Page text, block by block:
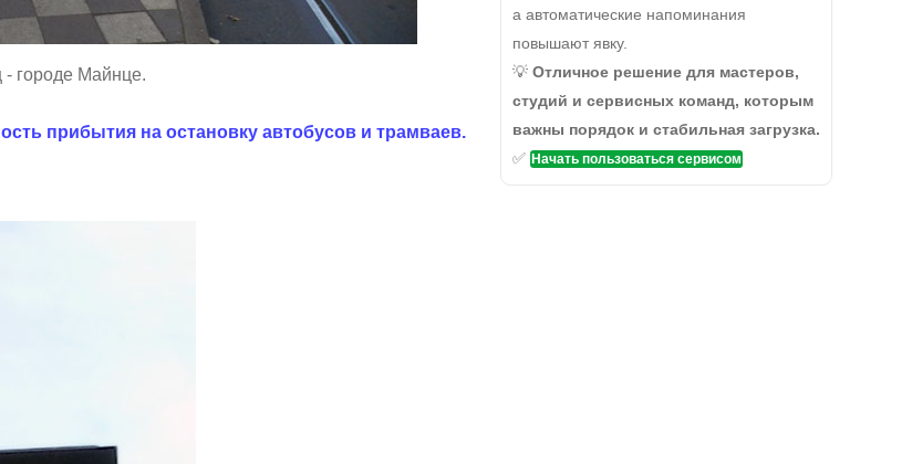
городе Майнце.
прибытия на остановку автобусов и трамваев.
а автоматические напоминания
повышают явку.
💡 Отличное решение для мастеров,
студий и сервисных команд, которым
важны порядок и стабильная загрузка.
✅ Начать пользоваться сервисом